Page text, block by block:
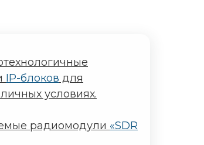
IP-блоков для
условиях.
радиомодули «SDR